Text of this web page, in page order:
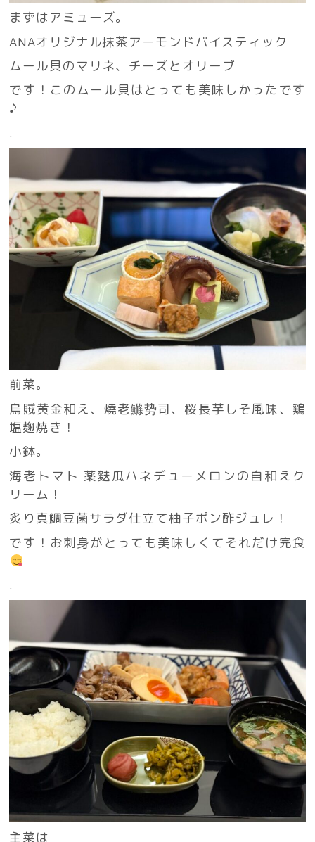
まずはアミューズ。
ANAオリジナル抹茶アーモンドパイスティック
ムール貝のマリネ、チーズとオリーブ
です！このムール貝はとっても美味しかったです
♪
.
前菜。
烏賊黄金和え、燒老鰷势司、桜長芋しそ風味、鶏
塩麹焼き！
小鉢。
海老トマト 薬麩瓜ハネデューメロンの自和えク
リーム！
炙り真鯛豆菌サラダ仕立て柚子ポン酢ジュレ！
です！お刺身がとっても美味しくてそれだけ完食
.
主菜は